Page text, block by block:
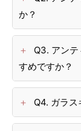
か？
Q3. アン
すめですか？
Q4. ガラス